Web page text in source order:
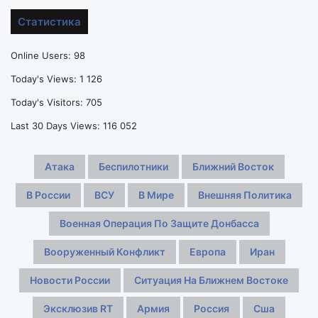
трик
в
Статистика
Online Users: 98
Today's Views: 1 126
Today's Visitors: 705
Last 30 Days Views: 116 052
Атака Беспилотники Ближний Восток
В России ВСУ В Мире Внешняя Политика
Военная Операция По Защите Донбасса
Вооруженный Конфликт Европа Иран
Новости России Ситуация На Ближнем Востоке
Эксклюзив RT Армия Россия Сша